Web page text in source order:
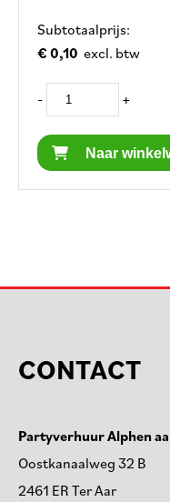
Subtotaalprijs:
€ 0,10 excl. btw
- +
Naar
CONTACT
Partyverhuur Alphen
Oostkanaalweg 32 B
2461 ER Ter Aar